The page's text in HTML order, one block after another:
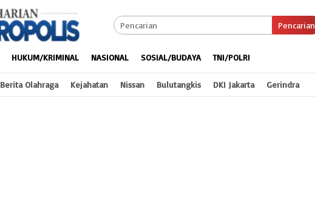
Pencarian
HUKUM/KRIMINAL NASIONAL SOSIAL/BUDAYA TNI/POLRI
Berita Olahraga Kejahatan Nissan Bulutangkis DKI Jakarta Gerindra